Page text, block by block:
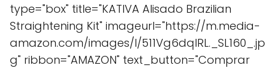
type="box" title="KATIVA Alisado Brazilian
Straightening Kit" imageurl="https://m.media-
amazon.com/images/I/511Vg6dqIRL._SL160_.jp
g" ribbon="AMAZON" text_button="Comprar